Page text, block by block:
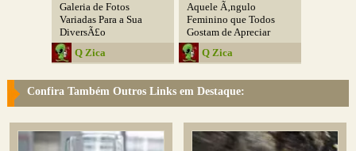
Galeria de Fotos
Variadas Para a Sua
DiversÃ£o
Q Zica
Aquele Ã‚ngulo
Feminino que Todos
Gostam de Apreciar
Q Zica
Confira Também Outros Links em Destaque: